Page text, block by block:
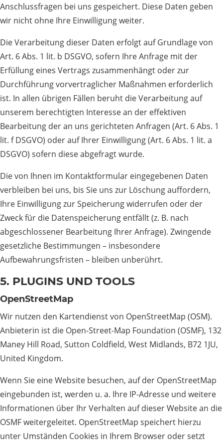
Anschlussfragen bei uns gespeichert. Diese Daten geben
wir nicht ohne Ihre Einwilligung weiter.
Die Verarbeitung dieser Daten erfolgt auf Grundlage von
Art. 6 Abs. 1 lit. b DSGVO, sofern Ihre Anfrage mit der
Erfüllung eines Vertrags zusammenhängt oder zur
Durchführung vorvertraglicher Maßnahmen erforderlich
ist. In allen übrigen Fällen beruht die Verarbeitung auf
unserem berechtigten Interesse an der effektiven
Bearbeitung der an uns gerichteten Anfragen (Art. 6 Abs. 1
lit. f DSGVO) oder auf Ihrer Einwilligung (Art. 6 Abs. 1 lit. a
DSGVO) sofern diese abgefragt wurde.
Die von Ihnen im Kontaktformular eingegebenen Daten
verbleiben bei uns, bis Sie uns zur Löschung auffordern,
Ihre Einwilligung zur Speicherung widerrufen oder der
Zweck für die Datenspeicherung entfällt (z. B. nach
abgeschlossener Bearbeitung Ihrer Anfrage). Zwingende
gesetzliche Bestimmungen – insbesondere
Aufbewahrungsfristen – bleiben unberührt.
5. PLUGINS UND TOOLS
OpenStreetMap
Wir nutzen den Kartendienst von OpenStreetMap (OSM).
Anbieterin ist die Open-Street-Map Foundation (OSMF), 132
Maney Hill Road, Sutton Coldfield, West Midlands, B72 1JU,
United Kingdom.
Wenn Sie eine Website besuchen, auf der OpenStreetMap
eingebunden ist, werden u. a. Ihre IP-Adresse und weitere
Informationen über Ihr Verhalten auf dieser Website an die
OSMF weitergeleitet. OpenStreetMap speichert hierzu
unter Umständen Cookies in Ihrem Browser oder setzt